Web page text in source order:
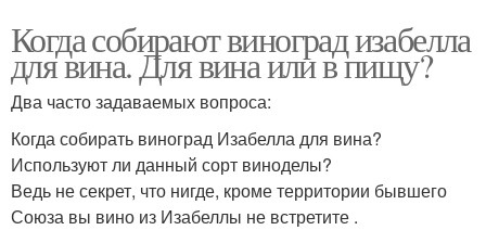
Когда собирают виноград изабелла
для вина. Для вина или в пищу?
Два часто задаваемых вопроса:
Когда собирать виноград Изабелла для вина?
Используют ли данный сорт виноделы?
Ведь не секрет, что нигде, кроме территории бывшего
Союза вы вино из Изабеллы не встретите .